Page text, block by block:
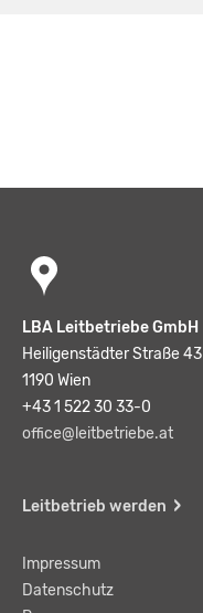
LBA Leitbetriebe GmbH
Heiligenstädter Straße 43
1190 Wien
+43 1 522 30 33-0
office@leitbetriebe.at
Leitbetrieb werden
Impressum
Datenschutz